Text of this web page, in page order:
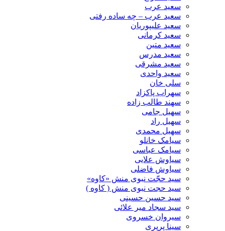
سعید عرب
سعید عرب – چه ساده رفتی
سعید علیپوریان
سعید کرمانی
سعید متین
سعید مدرس
سعید مشرقی
سعید واحدی
سلی خان
سهراب پاکزاد
سهند طالب زاده
سهیل جامی
سهیل راد
سهیل محمدی
سیامک خانلو
سیامک عباسی
سیاوش علایی
سیاوش فاضلی
سید حجّت نبوی منش «کاوه»
سید حجت نبوی منش ( کاوه )
سید حسین حسینى
سید سجاد میر علائی
سیروان خسروی
سینا پرپری